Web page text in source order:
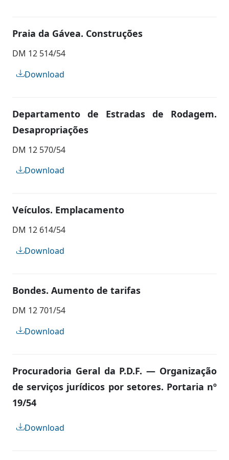
Praia da Gávea. Construções
DM 12 514/54
Download
Departamento de Estradas de Rodagem.
Desapropriações
DM 12 570/54
Download
Veículos. Emplacamento
DM 12 614/54
Download
Bondes. Aumento de tarifas
DM 12 701/54
Download
Procuradoria Geral da P.D.F. — Organização
de serviços jurídicos por setores. Portaria nº
19/54
Download